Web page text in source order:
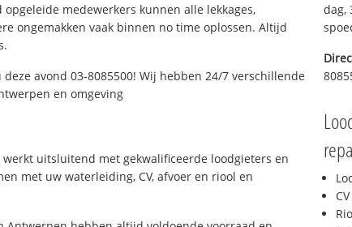
opgeleide medewerkers kunnen alle lekkages,
ongemakken vaak binnen no time oplossen. Altijd
deze avond 03-8085500! Wij hebben 24/7 verschillende
en omgeving
uitsluitend met gekwalificeerde loodgieters en
met uw waterleiding, CV, afvoer en riool en
dag,